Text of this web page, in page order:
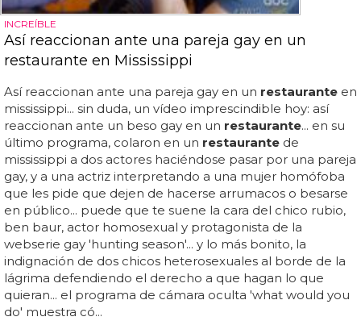
INCREÍBLE
Así reaccionan ante una pareja gay en un
restaurante en Mississippi
Así reaccionan ante una pareja gay en un restaurante en
mississippi... sin duda, un vídeo imprescindible hoy: así
reaccionan ante un beso gay en un restaurante... en su
último programa, colaron en un restaurante de
mississippi a dos actores haciéndose pasar por una pareja
gay, y a una actriz interpretando a una mujer homófoba
que les pide que dejen de hacerse arrumacos o besarse
en público... puede que te suene la cara del chico rubio,
ben baur, actor homosexual y protagonista de la
webserie gay 'hunting season'... y lo más bonito, la
indignación de dos chicos heterosexuales al borde de la
lágrima defendiendo el derecho a que hagan lo que
quieran... el programa de cámara oculta 'what would you
do' muestra có...